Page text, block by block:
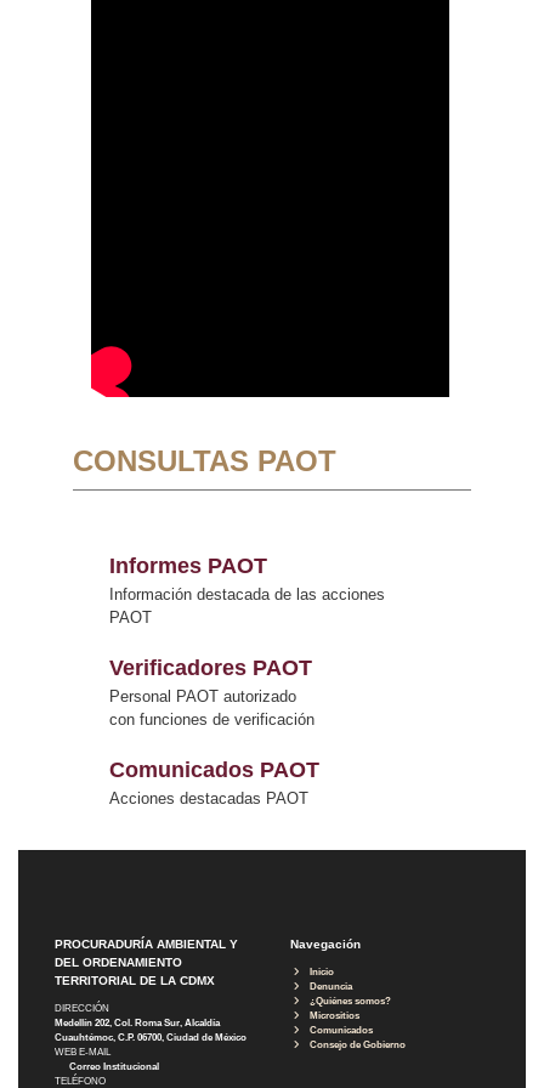
CONSULTAS PAOT
Informes PAOT
Información destacada de las acciones
PAOT
Verificadores PAOT
Personal PAOT autorizado
con funciones de verificación
Comunicados PAOT
Acciones destacadas PAOT
PROCURADURÍA AMBIENTAL Y
DEL ORDENAMIENTO
TERRITORIAL DE LA CDMX
DIRECCIÓN
Medellín 202, Col. Roma Sur, Alcaldía
Cuauhtémoc, C.P. 06700, Ciudad de México
WEB E-MAIL
Correo Institucional
TELÉFONO
Navegación
Inicio
Denuncia
¿Quiénes somos?
Micrositios
Comunicados
Consejo de Gobierno